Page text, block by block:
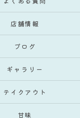
店舗情報
ブログ
ギャラリー
テイクアウト
甘味